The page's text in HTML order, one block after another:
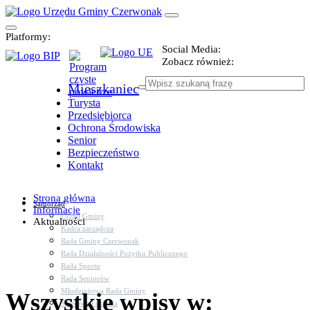
Platformy:
Social Media:
Zobacz również:
Mieszkaniec
Turysta
Przedsiębiorca
Ochrona Środowiska
Senior
Bezpieczeństwo
Kontakt
Samorząd
Urząd Gminy
Kadra zarządcza
Rada Gminy Czerwonak
Rada Działalności Pożytku Publicznego
Rada Sportu
Rada Seniorów
Młodzieżowa Rada Gminy
Sołectwa i osiedla
Strona główna
Informacje
Aktualności
Wszystkie wpisy w: